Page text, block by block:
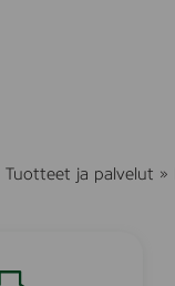
Tuotteet ja palvelut »